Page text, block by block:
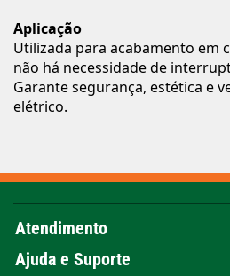
Aplicação
Utilizada para acabamento em
não há necessidade de
Garante segurança, estética e
elétrico.
Atendimento
Ajuda e Suporte